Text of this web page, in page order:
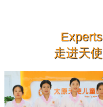
Experts
走进天使